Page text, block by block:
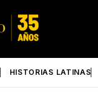
HISTORIAS LATINAS